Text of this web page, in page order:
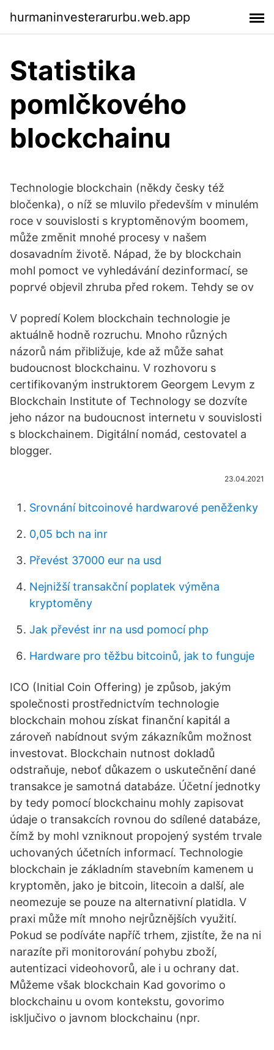
hurmaninvesterarurbu.web.app
Statistika
pomlčkového
blockchainu
Technologie blockchain (někdy česky též
bločenka), o níž se mluvilo především v minulém
roce v souvislosti s kryptoměnovým boomem,
může změnit mnohé procesy v našem
dosavadním životě. Nápad, že by blockchain
mohl pomoct ve vyhledávání dezinformací, se
poprvé objevil zhruba před rokem. Tehdy se ov
V popredí Kolem blockchain technologie je
aktuálně hodně rozruchu. Mnoho různých
názorů nám přibližuje, kde až může sahat
budoucnost blockchainu. V rozhovoru s
certifikovaným instruktorem Georgem Levym z
Blockchain Institute of Technology se dozvíte
jeho názor na budoucnost internetu v souvislosti
s blockchainem. Digitální nomád, cestovatel a
blogger.
23.04.2021
Srovnání bitcoinové hardwarové peněženky
0,05 bch na inr
Převést 37000 eur na usd
Nejnižší transakční poplatek výměna
kryptoměny
Jak převést inr na usd pomocí php
Hardware pro těžbu bitcoinů, jak to funguje
ICO (Initial Coin Offering) je způsob, jakým
společnosti prostřednictvím technologie
blockchain mohou získat finanční kapitál a
zároveň nabídnout svým zákazníkům možnost
investovat. Blockchain nutnost dokladů
odstraňuje, neboť důkazem o uskutečnění dané
transakce je samotná databáze. Účetní jednotky
by tedy pomocí blockchainu mohly zapisovat
údaje o transakcích rovnou do sdílené databáze,
čímž by mohl vzniknout propojený systém trvale
uchovaných účetních informací. Technologie
blockchain je základním stavebním kamenem u
kryptoměn, jako je bitcoin, litecoin a další, ale
neomezuje se pouze na alternativní platidla. V
praxi může mít mnoho nejrůznějších využití.
Pokud se podíváte napříč trhem, zjistíte, že na ni
narazíte při monitorování pohybu zboží,
autentizaci videohovorů, ale i u ochrany dat.
Můžeme však blockchain Kad govorimo o
blockchainu u ovom kontekstu, govorimo
isključivo o javnom blockchainu (npr.